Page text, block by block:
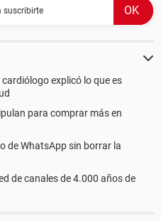
explicó lo que es
para comprar más en
de WhatsApp sin borrar la
de canales de 4.000 años de